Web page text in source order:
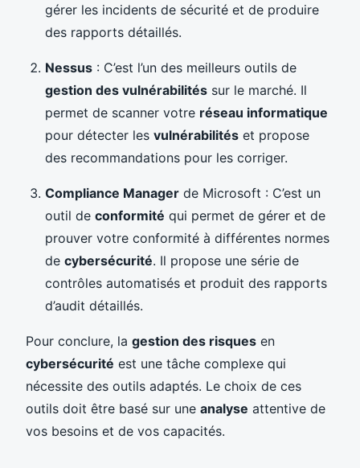
gérer les incidents de sécurité et de produire
des rapports détaillés.
Nessus : C’est l’un des meilleurs outils de
gestion des vulnérabilités sur le marché. Il
permet de scanner votre réseau informatique
pour détecter les vulnérabilités et propose
des recommandations pour les corriger.
Compliance Manager de Microsoft : C’est un
outil de conformité qui permet de gérer et de
prouver votre conformité à différentes normes
de cybersécurité. Il propose une série de
contrôles automatisés et produit des rapports
d’audit détaillés.
Pour conclure, la gestion des risques en
cybersécurité est une tâche complexe qui
nécessite des outils adaptés. Le choix de ces
outils doit être basé sur une analyse attentive de
vos besoins et de vos capacités.